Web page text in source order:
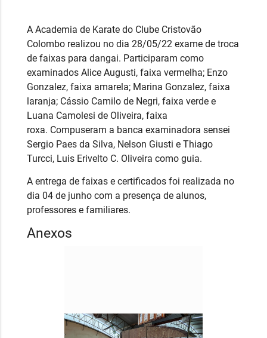
A Academia de Karate do Clube Cristovão
Colombo realizou no dia 28/05/22 exame de troca
de faixas para dangai. Participaram como
examinados Alice Augusti, faixa vermelha; Enzo
Gonzalez, faixa amarela; Marina Gonzalez,faixa
laranja; Cássio Camilo de Negri, faixa verde e
Luana Camolesi de Oliveira, faixa
roxa. Compuseram a banca examinadora sensei
Sergio Paes da Silva, Nelson Giusti e Thiago
Turcci, Luis Erivelto C. Oliveira como guia.
A entrega de faixas e certificados foi realizada no
dia 04 de junho com a presença de alunos,
professores e familiares.
Anexos